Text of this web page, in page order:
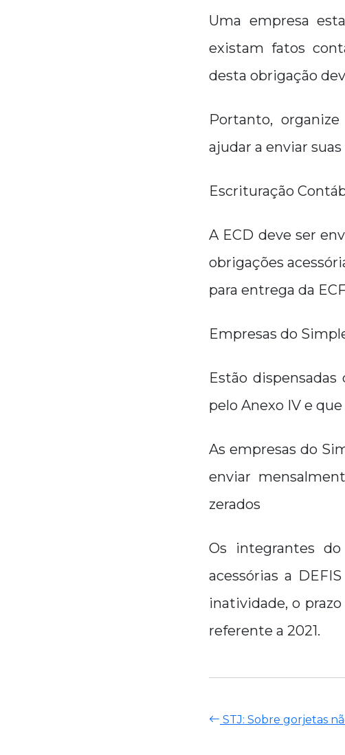
Uma empresa
existam fatos
desta obrigação
Portanto,
ajudar a enviar
Escrituração
A ECD deve ser
obrigações
para entrega da
Empresas do
Estão
pelo Anexo IV e
As empresas do
enviar
zerados
Os integrantes
acessórias a
inatividade, o
referente a 2021.
STJ: Sobre gorjetas